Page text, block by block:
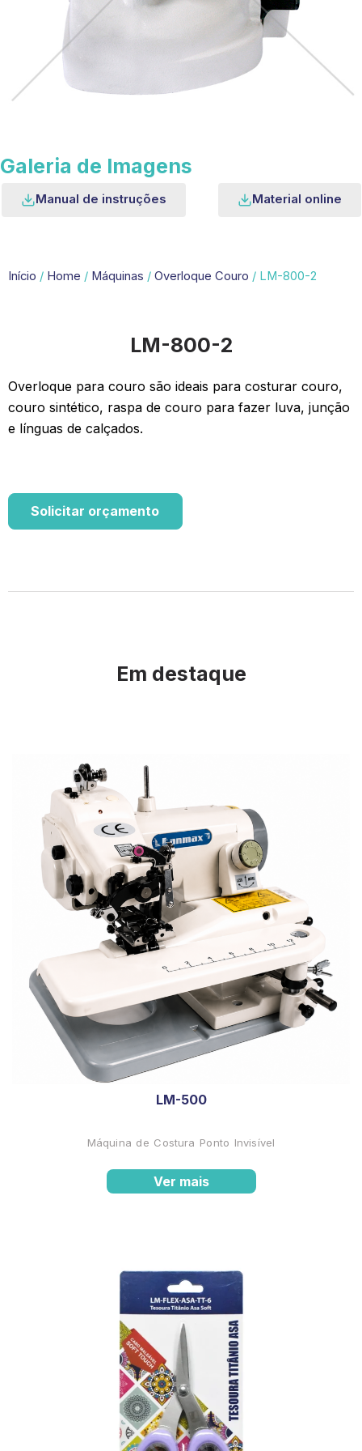
Galeria de Imagens
Manual de instruções Material online
Início / Home / Máquinas / Overloque Couro / LM-800-2
LM-800-2
Overloque para couro são ideais para costurar couro,
couro sintético, raspa de couro para fazer luva, junção
e línguas de calçados.
Solicitar orçamento
Em destaque
LM-500
Máquina de Costura Ponto Invisível
Ver mais